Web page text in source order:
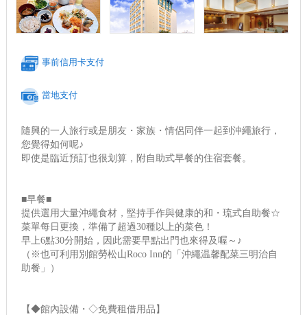
事前信用卡支付
當地支付
隨興的一人旅行或是朋友・家族・情侶同伴一起到沖繩旅行，
您覺得如何呢♪
即使是臨近預訂也很划算，附自助式早餐的住宿套餐。
■早餐■
提供選用大量沖繩食材，堅持手作與健康的和・琉式自助餐☆
菜單每日更換，準備了超過30種以上的菜色！
早上6點30分開始，因此需要早點出門也來得及喔～♪
（※也可利用別館勞松山Roco Inn的「沖繩温馨配菜三明治自
助餐」）
【◆館內設備・◇免費租借用品】